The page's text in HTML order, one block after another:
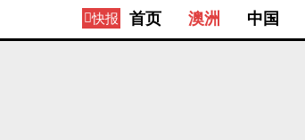
快报 首页 澳洲 中国